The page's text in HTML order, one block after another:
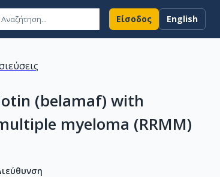
Είσοδος English
(belamaf) with
myeloma (RRMM)